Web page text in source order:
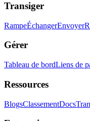
Transiger
RampeÉchangerEnvoyer
Gérer
Tableau de bordLiens de
Ressources
BlogsClassementDocs